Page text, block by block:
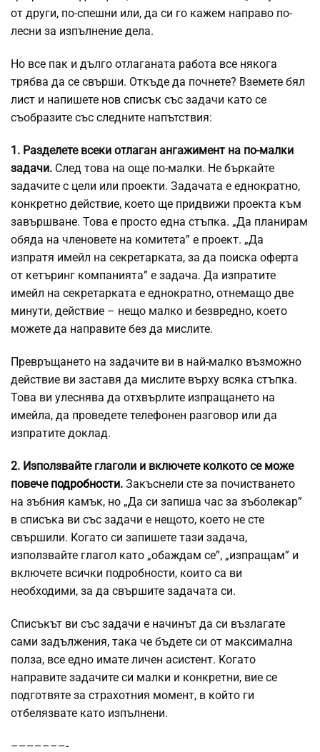
от други, по-спешни или, да си го кажем направо по-
лесни за изпълнение дела.
Но все пак и дълго отлаганата работа все някога
трябва да се свърши. Откъде да почнете? Вземете бял
лист и напишете нов списък със задачи като се
съобразите със следните напътствия:
1. Разделете всеки отлаган ангажимент на по-малки
задачи. След това на още по-малки. Не бъркайте
задачите с цели или проекти. Задачата е еднократно,
конкретно действие, което ще придвижи проекта към
завършване. Това е просто една стъпка. „Да планирам
обяда на членовете на комитета” е проект. „Да
изпратя имейл на секретарката, за да поиска оферта
от кетъринг компанията” е задача. Да изпратите
имейл на секретарката е еднократно, отнемащо две
минути, действие – нещо малко и безвредно, което
можете да направите без да мислите.
Превръщането на задачите ви в най-малко възможно
действие ви заставя да мислите върху всяка стъпка.
Това ви улеснява да отхвърлите изпращането на
имейла, да проведете телефонен разговор или да
изпратите доклад.
2. Използвайте глаголи и включете колкото се може
повечеподробности. Закъснели сте за почистването
на зъбния камък, но „Да си запиша час за зъболекар”
в списъка ви със задачи е нещото, което не сте
свършили. Когато си запишете тази задача,
използвайте глагол като „обаждам се”, „изпращам” и
включете всички подробности, които са ви
необходими, за да свършите задачата си.
Списъкът ви със задачи е начинът да си възлагате
сами задължения, така че бъдете си от максимална
полза, все едно имате личен асистент. Когато
направите задачите си малки и конкретни, вие се
подготвяте за страхотния момент, в който ги
отбелязвате като изпълнени.
–––––––-